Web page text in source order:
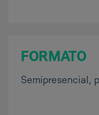
FORMATO
Semipresencial,